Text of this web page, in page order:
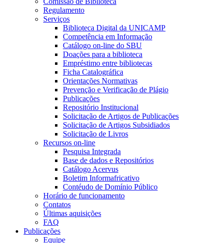
Regulamento
Serviços
Biblioteca Digital da UNICAMP
Competência em Informação
Catálogo on-line do SBU
Doações para a biblioteca
Empréstimo entre bibliotecas
Ficha Catalográfica
Orientações Normativas
Prevenção e Verificação de Plágio
Publicações
Repositório Institucional
Solicitação de Artigos de Publicações
Solicitação de Artigos Subsidiados
Solicitação de Livros
Recursos on-line
Pesquisa Integrada
Base de dados e Repositórios
Catálogo Acervus
Boletim Informafricativo
Contéudo de Domínio Público
Horário de funcionamento
Contatos
Últimas aquisições
FAQ
Publicações
Equipe